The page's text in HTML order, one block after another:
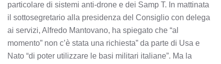
particolare di sistemi anti-drone e dei Samp T. In mattinata
il sottosegretario alla presidenza del Consiglio con delega
ai servizi, Alfredo Mantovano, ha spiegato che “al
momento” non c’è stata una richiesta” da parte di Usa e
Nato “di poter utilizzare le basi militari italiane”. Ma la